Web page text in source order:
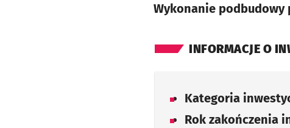
Wykonanie podbudowy
INFORMACJE O
Kategoria
Rok zakończenia